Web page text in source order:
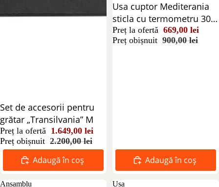
Reducere 25%
Set de accesorii pentru
grătar „Transilvania” M
Preț la ofertă 1.649,00 lei
Preț obișnuit 2.200,00 lei
Adaugă în coș
Reducere 26%
Usa cuptor Mediterania
sticla cu termometru 30
cm
Preț la ofertă 669,00 lei
Preț obișnuit 900,00 lei
Adaugă în coș
Ansamblu
Usa